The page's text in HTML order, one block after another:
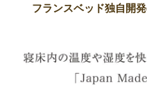
フランスベッド独自開